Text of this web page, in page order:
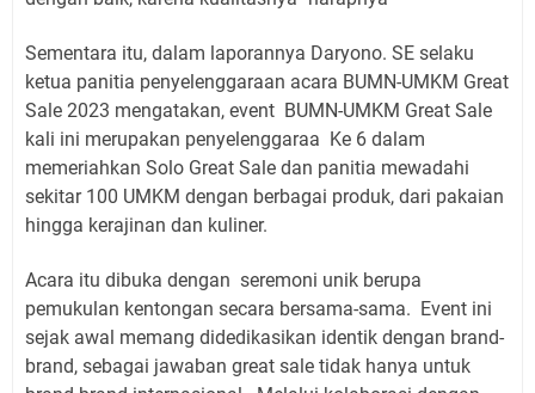
Sementara itu, dalam laporannya Daryono. SE selaku
ketua panitia penyelenggaraan acara BUMN-UMKM Great
Sale 2023 mengatakan, event BUMN-UMKM Great Sale
kali ini merupakan penyelenggaraa Ke 6 dalam
memeriahkan Solo Great Sale dan panitia mewadahi
sekitar 100 UMKM dengan berbagai produk, dari pakaian
hingga kerajinan dan kuliner.
Acara itu dibuka dengan seremoni unik berupa
pemukulan kentongan secara bersama-sama. Event ini
sejak awal memang didedikasikan identik dengan brand-
brand, sebagai jawaban great sale tidak hanya untuk